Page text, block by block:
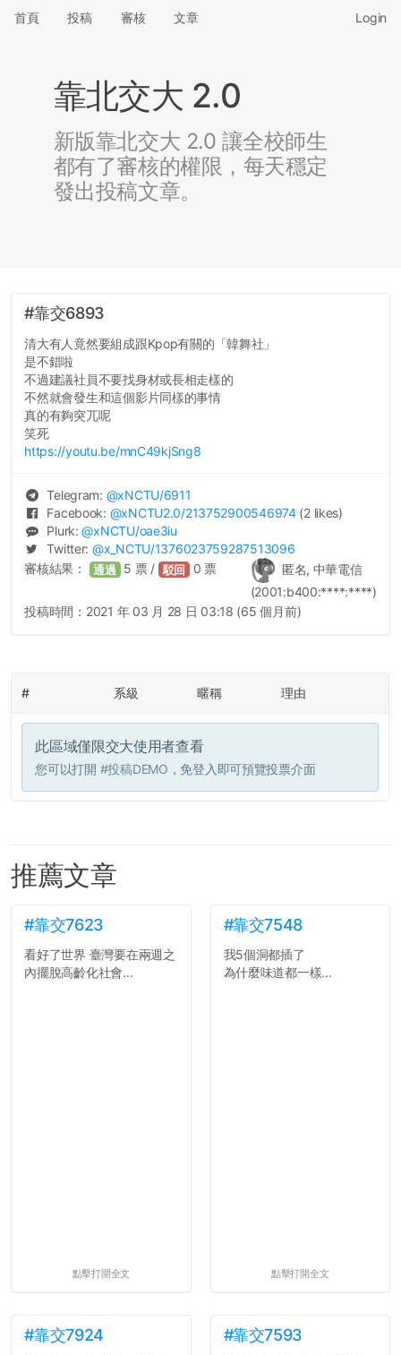
首頁 投稿 審核 文章 Login
靠北交大 2.0
新版靠北交大 2.0 讓全校師生
都有了審核的權限，每天穩定
發出投稿文章。
#靠交6893
清大有人竟然要組成跟Kpop有關的「韓舞社」
是不錯啦
不過建議社員不要找身材或長相走樣的
不然就會發生和這個影片同樣的事情
真的有夠突兀呢
笑死
https://youtu.be/mnC49kjSng8
Telegram: @xNCTU/6911
Facebook: @xNCTU2.0/213752900546974 (2 likes)
Plurk:@xNCTU/oae3iu
Twitter: @x_NCTU/1376023759287513096
匿名, 中華電信
(2001:b400:****:****)
審核結果： 通過 5 票 / 駁回 0 票
投稿時間： 2021 年 03 月 28 日 03:18 (65 個月前)
# 系級 暱稱 理由
此區域僅限交大使用者查看
您可以打開 #投稿DEMO ，免登入即可預覽投票介面
推薦文章
#靠交7623
看好了世界 臺灣要在兩週之
內擺脫高齡化社會...
點擊打開全文
#靠交7548
我5個洞都插了
為什麼味道都一樣...
點擊打開全文
#靠交7924 #靠交7593